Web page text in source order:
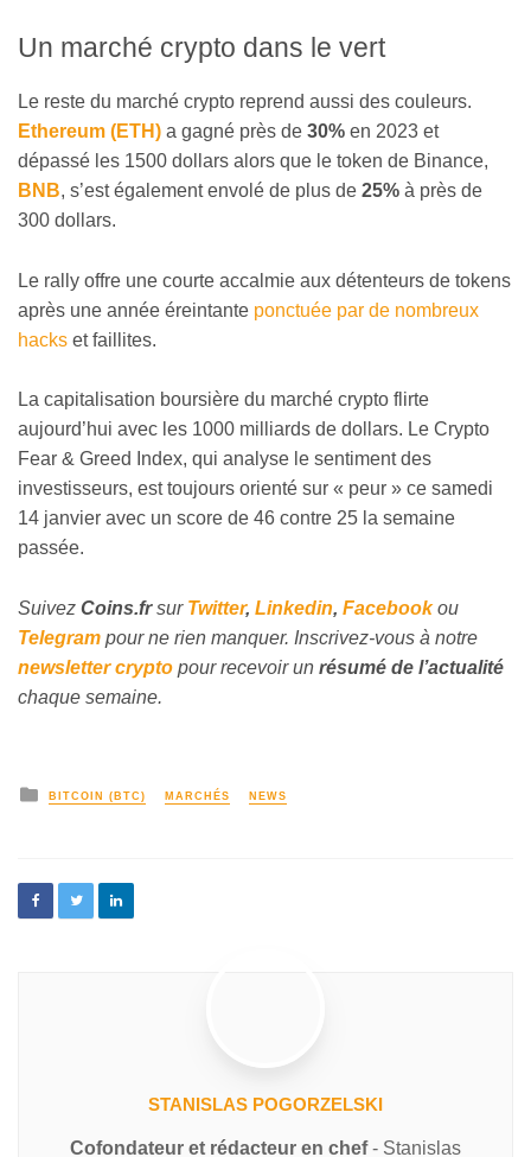
Un marché crypto dans le vert
Le reste du marché crypto reprend aussi des couleurs.
Ethereum (ETH) a gagné près de 30% en 2023 et
dépassé les 1500 dollars alors que le token de Binance,
BNB, s’est également envolé de plus de 25% à près de
300 dollars.
Le rally offre une courte accalmie aux détenteurs de tokens
après une année éreintante ponctuée par de nombreux
hacks et faillites.
La capitalisation boursière du marché crypto flirte
aujourd’hui avec les 1000 milliards de dollars. Le Crypto
Fear & Greed Index, qui analyse le sentiment des
investisseurs, est toujours orienté sur « peur » ce samedi
14 janvier avec un score de 46 contre 25 la semaine
passée.
Suivez Coins.frsur Twitter, Linkedin, Facebookou
Telegram pour ne rien manquer. Inscrivez-vous à notre
newsletter crypto pour recevoir un résumé de l’actualité
chaque semaine.
BITCOIN (BTC) MARCHÉS NEWS
STANISLAS POGORZELSKI
Cofondateur et rédacteur en chef- Stanislas